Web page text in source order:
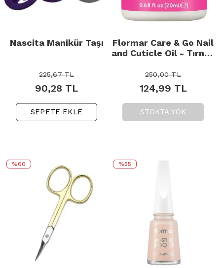
Nascita Manikür Taşı
225,67TL
90,28 TL
SEPETE EKLE
Flormar Care & Go Nail
and Cuticle Oil - Tırnak
Yağı 20ml
250,00TL
124,99 TL
STOKTA YOK
%60 %55